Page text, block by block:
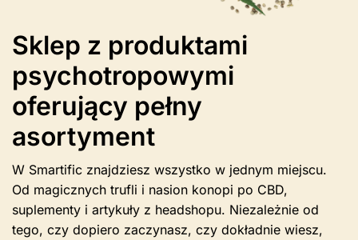
Sklep z produktami
psychotropowymi
oferujący pełny
asortyment
W Smartific znajdziesz wszystko w jednym miejscu.
Od magicznych trufli i nasion konopi po CBD,
suplementy i artykuły z headshopu. Niezależnie od
tego, czy dopiero zaczynasz, czy dokładnie wiesz,